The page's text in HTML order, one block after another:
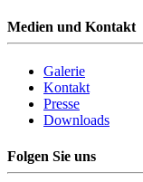
Medien und Kontakt
Galerie
Kontakt
Presse
Downloads
Folgen Sie uns